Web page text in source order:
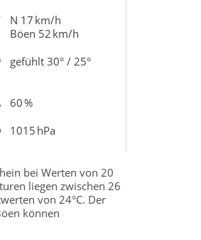
N 17 km/h
Böen 52 km/h
gefühlt 30° / 25°
60 %
1015 hPa
bei Werten von 20
liegen zwischen 26
von 24°C. Der
können